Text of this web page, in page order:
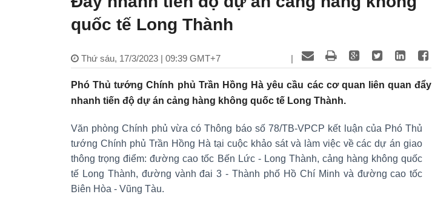
quốc tế Long Thành
Thứ sáu, 17/3/2023 | 09:39 GMT+7 |
Phó Thủ tướng Chính phủ Trần Hồng Hà yêu cầu các cơ quan liên quan đẩy
nhanh tiến độ dự án cảng hàng không quốc tế Long Thành.
Văn phòng Chính phủ vừa có Thông báo số 78/TB-VPCP kết luận của Phó Thủ
tướng Chính phủ Trần Hồng Hà tại cuộc khảo sát và làm việc về các dự án giao
thông trọng điểm: đường cao tốc Bến Lức - Long Thành, cảng hàng không quốc
tế Long Thành, đường vành đai 3 - Thành phố Hồ Chí Minh và đường cao tốc
Biên Hòa - Vũng Tàu.